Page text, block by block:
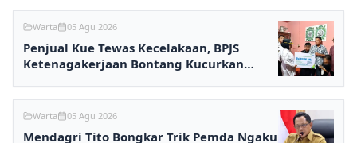
Warta 05 Agu 2026
Penjual Kue Tewas Kecelakaan, BPJS
Ketenagakerjaan Bontang Kucurkan
Warta 05 Agu 2026
Mendagri Tito Bongkar Trik Pemda Ngaku